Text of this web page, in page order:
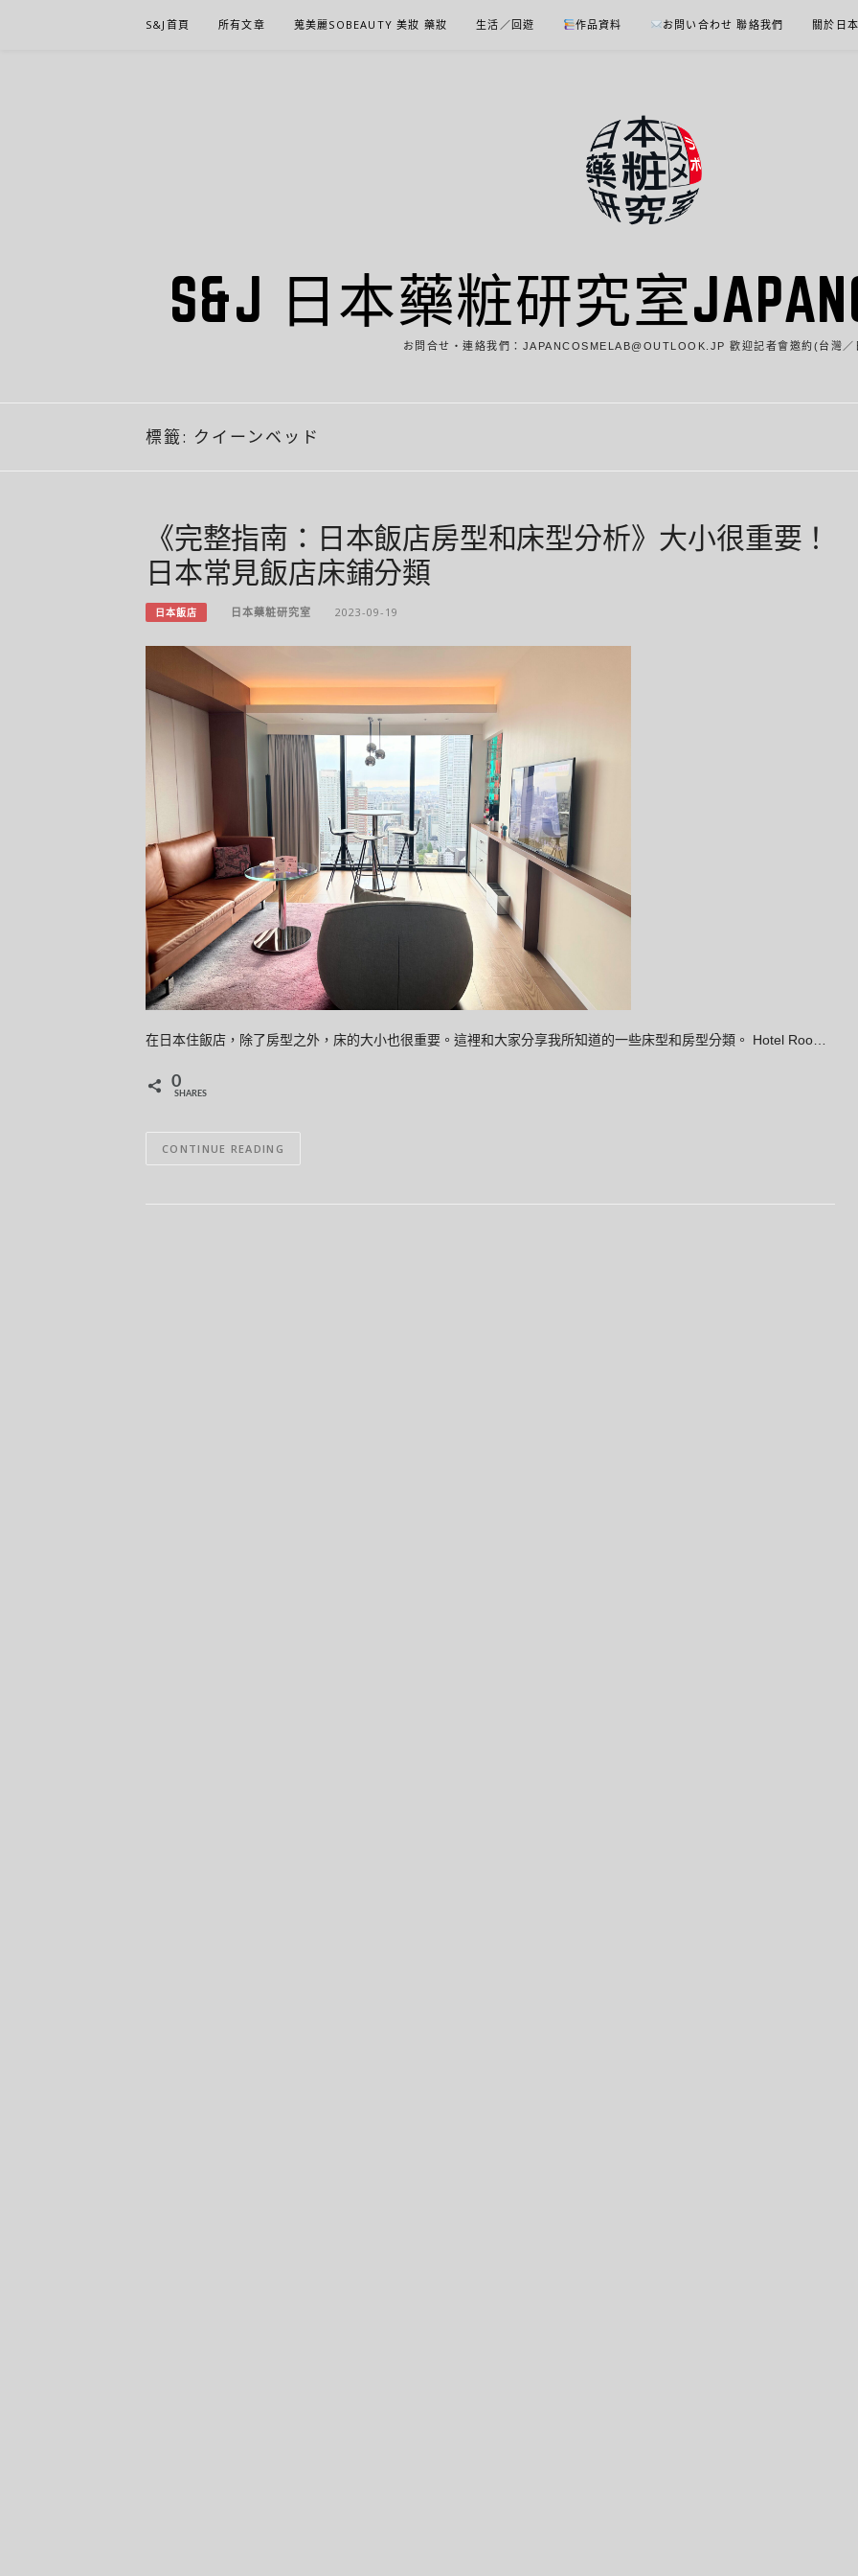
S&J首頁 所有文章 蒐美麗SOBEAUTY 美妝 藥妝 生活／回遊 作品資料 お問い合わせ 聯絡我們 關於日
S&J 日本藥粧研究室
お問合せ・連絡我們：JAPANCOSMELAB@OUTLOOK.JP 歡迎記者會邀約(台灣／
標籤: クイーンベッド
《完整指南：日本飯店房型和床型分析》大小很重要！
日本常見飯店床鋪分類
日本飯店 日本藥粧研究室 2023-09-19
在日本住飯店，除了房型之外，床的大小也很重要。這裡和大家分享我所知道的一些床型和房型分類。 Hotel Roo…
0
SHARES
CONTINUE READING